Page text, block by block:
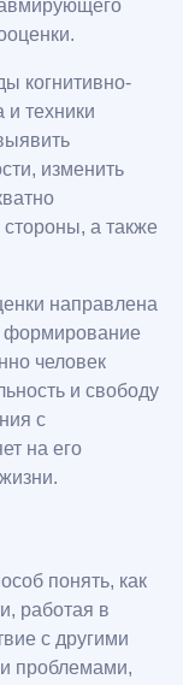
когнитивно-
и техники
изменить
а также
направлена
формирование
человек
и свободу
с
на его
понять, как
работая в
с другими
проблемами,